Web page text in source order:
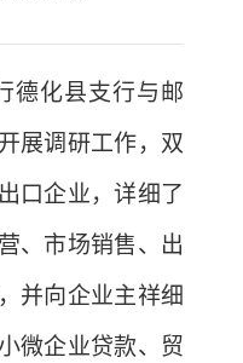
德化县支行与邮
展调研工作，双
口企业，详细了
、市场销售、出
并向企业主祥细
微企业贷款、贸